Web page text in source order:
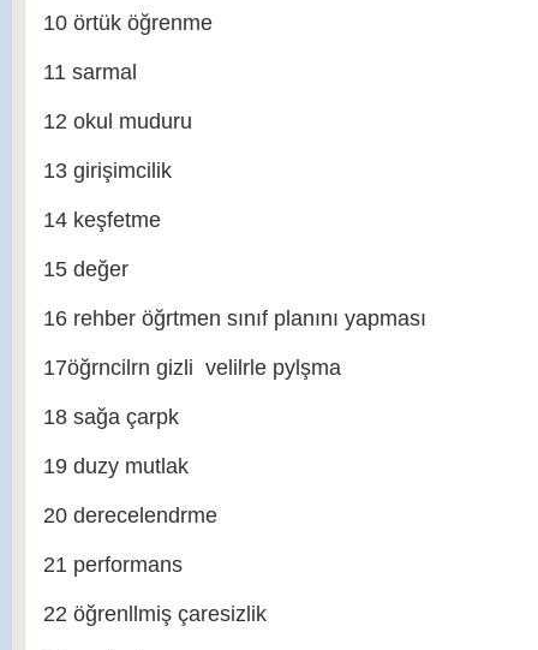
10 örtük öğrenme
11 sarmal
12 okul muduru
13 girişimcilik
14 keşfetme
15 değer
16 rehber öğrtmen sınıf planını yapması
17öğrncilrn gizli velilrle pylşma
18 sağa çarpk
19 duzy mutlak
20 derecelendrme
21 performans
22 öğrenllmiş çaresizlik